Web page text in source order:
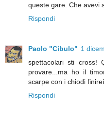
queste gare. Che avevi
Rispondi
Paolo "Cibulo" 1
spettacolari sti cross!
provare...ma ho il
scarpe con i chiodi
Rispondi